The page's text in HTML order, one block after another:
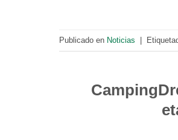
Publicado en Noticias |